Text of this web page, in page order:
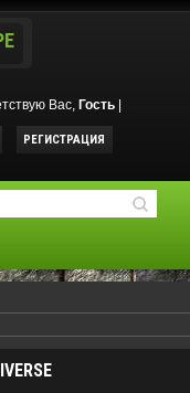
Вас, Гость
РЕГИСТРАЦИЯ